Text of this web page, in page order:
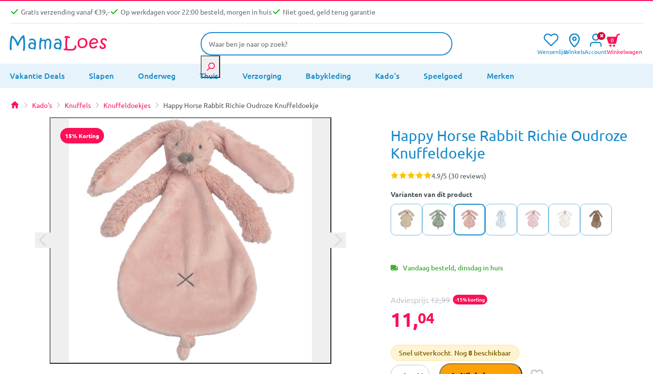
Gratis verzending vanaf €39,- Op werkdagen voor 22:00 besteld, morgen in huis Niet goed, geld terug garantie
WensenlijstWinkelsAccountWinkelwagen
0
Vakantie Deals Slapen Onderweg Thuis Verzorging Babykleding Kado's Speelgoed Merken
Kado's Knuffels Knuffeldoekjes Happy Horse Rabbit Richie Oudroze Knuffeldoekje
15% Korting
Happy Horse Rabbit Richie Oudroze
Knuffeldoekje
4.9/5 (30 reviews)
Varianten van dit product
Vandaag besteld, dinsdag in huis
Adviesprijs 12,99 -15% korting
11,04
Snel uitverkocht. Nog8 beschikbaar